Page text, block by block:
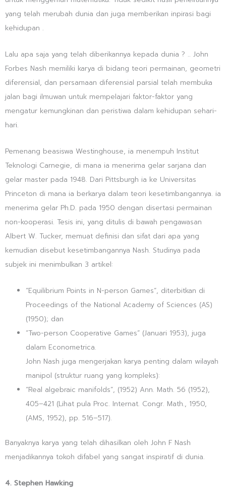
yang telah merubah dunia dan juga memberikan inpirasi bagi
kehidupan .
Lalu apa saja yang telah diberikannya kepada dunia ? .. John
Forbes Nash memiliki karya di bidang teori permainan, geometri
diferensial, dan persamaan diferensial parsial telah membuka
jalan bagi ilmuwan untuk mempelajari faktor-faktor yang
mengatur kemungkinan dan peristiwa dalam kehidupan sehari-
hari.
Pemenang beasiswa Westinghouse, ia menempuh Institut
Teknologi Carnegie, di mana ia menerima gelar sarjana dan
gelar master pada 1948. Dari Pittsburgh ia ke Universitas
Princeton di mana ia berkarya dalam teori kesetimbangannya. ia
menerima gelar Ph.D. pada 1950 dengan disertasi permainan
non-kooperasi. Tesis ini, yang ditulis di bawah pengawasan
Albert W. Tucker, memuat definisi dan sifat dari apa yang
kemudian disebut kesetimbangannya Nash. Studinya pada
subjek ini menimbulkan 3 artikel:
“Equilibrium Points in N-person Games”, diterbitkan di
Proceedings of the National Academy of Sciences (AS)
(1950); dan
“Two-person Cooperative Games” (Januari 1953), juga
dalam Econometrica.
John Nash juga mengerjakan karya penting dalam wilayah
manipol (struktur ruang yang kompleks):
“Real algebraic manifolds”, (1952) Ann. Math. 56 (1952),
405–421 (Lihat pula Proc. Internat. Congr. Math., 1950,
(AMS, 1952), pp. 516–517).
Banyaknya karya yang telah dihasilkan oleh John F Nash
menjadikannya tokoh difabel yang sangat inspiratif di dunia.
4. Stephen Hawking